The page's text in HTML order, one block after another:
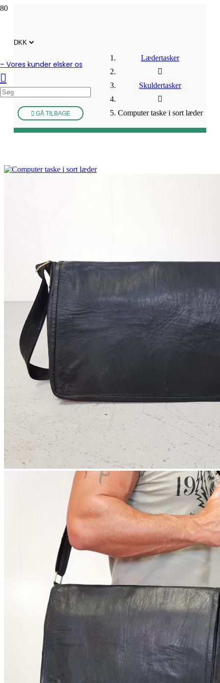
– Vores kunder elsker os
GÅ TILBAGE
Lædertasker
Skuldertasker
Computer taske i sort læder